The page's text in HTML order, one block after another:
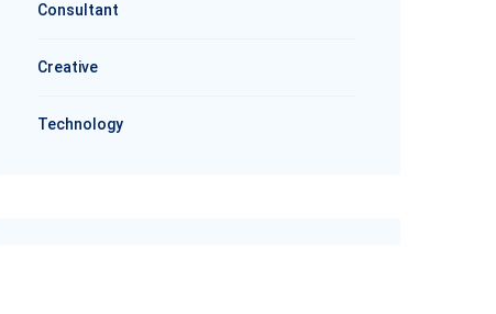
Consultant
Creative
Technology